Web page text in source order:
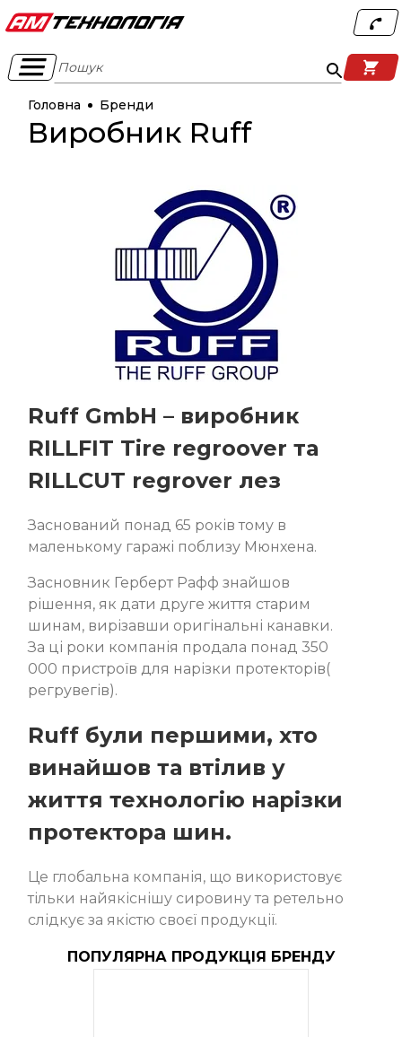
Пошук
Головна Бренди
Виробник Ruff
Ruff GmbH – виробник
RILLFIT Tire regroover та
RILLCUT regrover лез
Заснований понад 65 років тому в
маленькому гаражі поблизу Мюнхена.
Засновник Герберт Рафф знайшов
рішення, як дати друге життя старим
шинам, вирізавши оригінальні канавки.
За ці роки компанія продала понад 350
000 пристроїв для нарізки протекторів(
регрувегів).
Ruff були першими, хто
винайшов та втілив у
життя технологію нарізки
протектора шин.
Це глобальна компанія, що використовує
тільки найякіснішу сировину та ретельно
слідкує за якістю своєї продукції.
ПОПУЛЯРНА ПРОДУКЦІЯ БРЕНДУ